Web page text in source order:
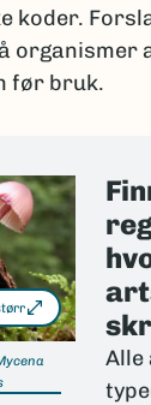
koder.
organismer
før bruk.
Alle